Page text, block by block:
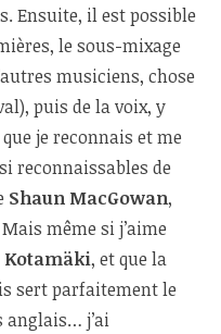
Ensuite, il est possible
le sous-mixage
musiciens, chose
puis de la voix, y
je reconnais et me
reconnaissables de
Shaun MacGowan,
même si j’aime
, et que la
sert parfaitement le
anglais… j’ai